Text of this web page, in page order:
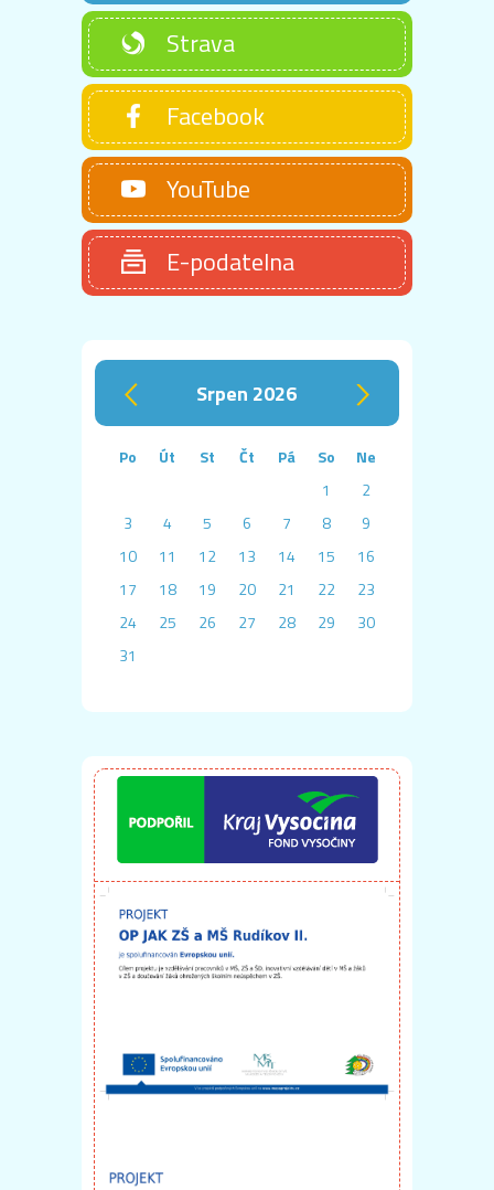
Strava
Facebook
YouTube
E-podatelna
‹ srpen 2026 ›
Po Út St Čt Pá So
Ne
1
2
3
4 5 6 7 8
9
10
11 12 13 14 15
16
17
18 19 20 21 22
23
24
25 26 27 28 29
30
31